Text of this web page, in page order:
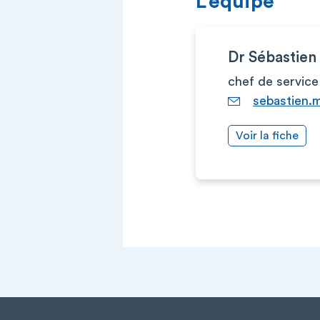
Dr Sébastien
chef de service
Voir la fiche